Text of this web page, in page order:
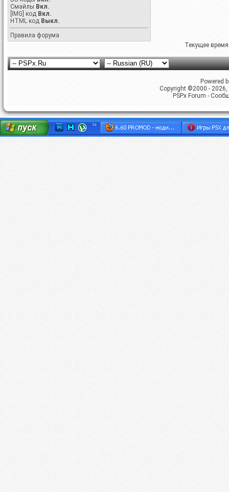
Смайлы Вкл.
[IMG] код Вкл.
HTML код Выкл.
Правила форума
Текущее
Powered
Copyright ©2000 -
PSPx Forum -